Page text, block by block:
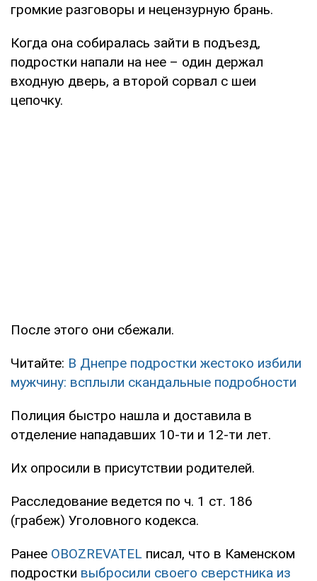
громкие разговоры и нецензурную брань.
Когда она собиралась зайти в подъезд,
подростки напали на нее – один держал
входную дверь, а второй сорвал с шеи
цепочку.
После этого они сбежали.
Читайте: В Днепре подростки жестоко избили
мужчину: всплыли скандальные подробности
Полиция быстро нашла и доставила в
отделение нападавших 10-ти и 12-ти лет.
Их опросили в присутствии родителей.
Расследование ведется по ч. 1 ст. 186
(грабеж) Уголовного кодекса.
Ранее OBOZREVATEL писал, что в Каменском
подростки выбросили своего сверстника из